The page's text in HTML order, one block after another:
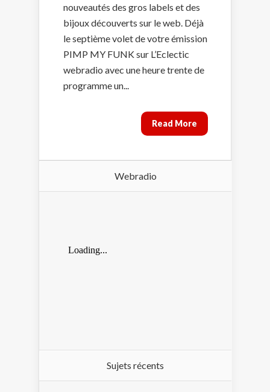
nouveautés des gros labels et des
bijoux découverts sur le web. Déjà
le septième volet de votre émission
PIMP MY FUNK sur L’Eclectic
webradio avec une heure trente de
programme un...
Read More
Webradio
Sujets récents